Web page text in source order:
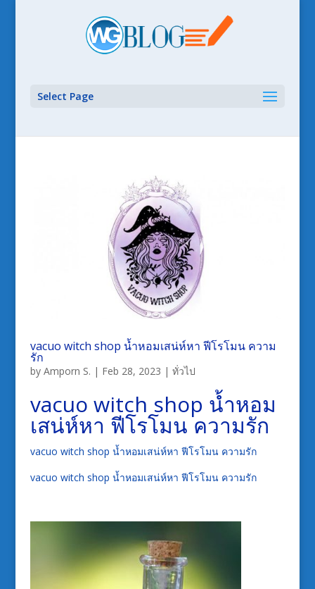
Select Page
vacuo witch shop น้ำหอมเสน่ห์หา ฟีโรโมน ความ
รัก
by Amporn S. | Feb 28, 2023 | ทั่วไป
vacuo witch shop น้ำหอม
เสน่ห์หา ฟีโรโมน ความรัก
vacuo witch shop น้ำหอมเสน่ห์หา ฟีโรโมน ความรัก
vacuo witch shop น้ำหอมเสน่ห์หา ฟีโรโมน ความรัก